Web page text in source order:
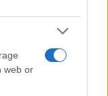
web or
Pécsi Galéria,
kiállítása, Ernst
Biennále, Miskolc;